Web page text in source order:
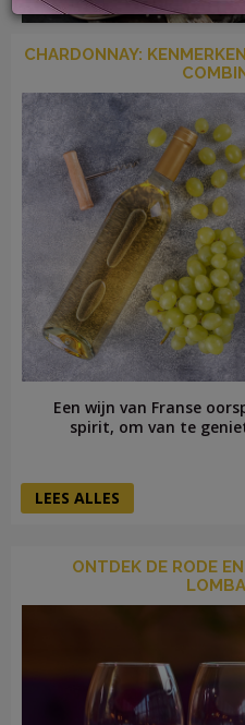
LOG
CHARDONNAY:
Een wijn van Franse
spirit, om van te
LEES ALLES
ONTDEK DE RODE